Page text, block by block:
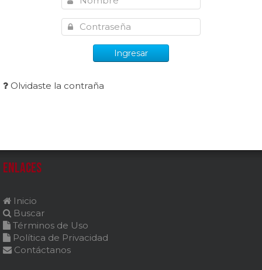
Ingresar
Olvidaste la contraña
Enlaces
Inicio
Buscar
Términos de Uso
Política de Privacidad
Contáctanos